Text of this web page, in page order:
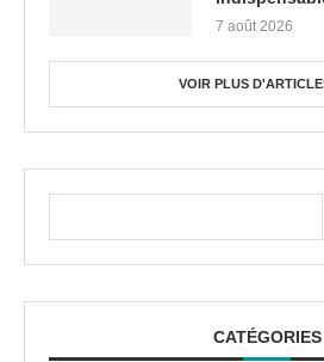
7 août 2026
VOIR PLUS
CATÉGORIES